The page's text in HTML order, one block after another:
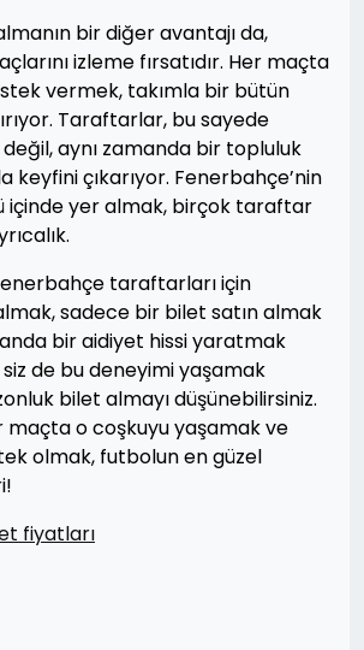
bir diğer avantajı da,
izleme fırsatıdır. Her maçta
vermek, takımla bir bütün
Taraftarlar, bu sayede
aynı zamanda bir topluluk
keyfini çıkarıyor. Fenerbahçe’nin
içinde yer almak, birçok taraftar
taraftarları için
sadece bir bilet satın almak
bir aidiyet hissi yaratmak
de bu deneyimi yaşamak
bilet almayı düşünebilirsiniz.
maçta o coşkuyu yaşamak ve
olmak, futbolun en güzel
fiyatları